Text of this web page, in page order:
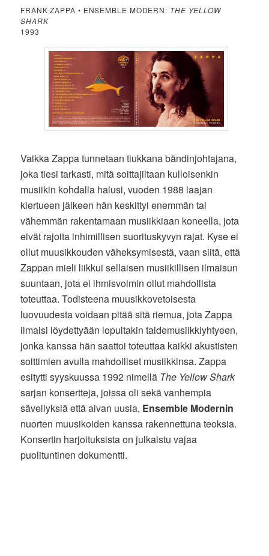
FRANK ZAPPA • ENSEMBLE MODERN: THE YELLOW
SHARK
1993
Vaikka Zappa tunnetaan tiukkana bändinjohtajana,
joka tiesi tarkasti, mitä soittajiltaan kulloisenkin
musiikin kohdalla halusi, vuoden 1988 laajan
kiertueen jälkeen hän keskittyi enemmän tai
vähemmän rakentamaan musiikkiaan koneella, jota
eivät rajoita inhimillisen suorituskyvyn rajat. Kyse ei
ollut muusikkouden väheksymisestä, vaan siitä, että
Zappan mieli liikkui sellaisen musiikillisen ilmaisun
suuntaan, jota ei ihmisvoimin ollut mahdollista
toteuttaa. Todisteena muusikkovetoisesta
luovuudesta voidaan pitää sitä riemua, jota Zappa
ilmaisi löydettyään lopultakin taidemusiikkiyhtyeen,
jonka kanssa hän saattoi toteuttaa kaikki akustisten
soittimien avulla mahdolliset musiikkinsa. Zappa
esitytti syyskuussa 1992 nimellä The Yellow Shark
sarjan konsertteja, joissa oli sekä vanhempia
sävellyksiä että aivan uusia, Ensemble Modernin
nuorten muusikoiden kanssa rakennettuna teoksia.
Konsertin harjoituksista on julkaistu vajaa
puolituntinen dokumentti.